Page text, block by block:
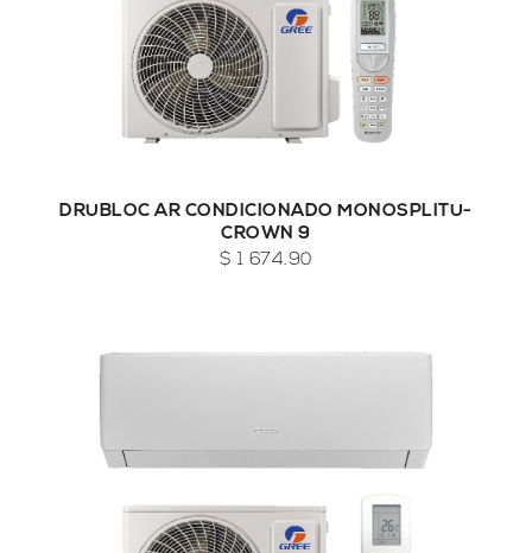
DRUBLOC AR CONDICIONADO MONOSPLITU-
CROWN 9
$ 1 674.90